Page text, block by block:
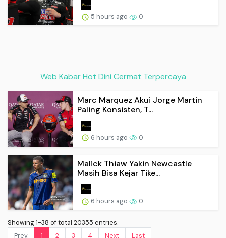
5 hours ago 0
Web Kabar Hot Dini Cermat Terpercaya
Marc Marquez Akui Jorge Martin
Paling Konsisten, T...
6 hours ago 0
Malick Thiaw Yakin Newcastle
Masih Bisa Kejar Tike...
6 hours ago 0
Showing 1-38 of total 20355 entries.
Prev.
1 2 3 4 Next Last